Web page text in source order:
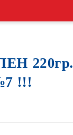
220гр.
!!!